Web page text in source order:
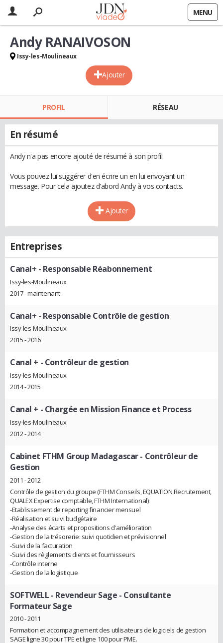
MENU
Ajouter
Andy RANAIVOSON
Issy-les-Moulineaux
PROFIL RÉSEAU
En résumé
Andy n'a pas encore ajouté de résumé à son profil.
Vous pouvez lui suggérer d'en écrire un en lui envoyant un
message. Pour cela ajoutez d'abord Andy à vos contacts.
Ajouter
Entreprises
Canal+ - Responsable Réabonnement
Issy-les-Moulineaux
2017 - maintenant
Canal+ - Responsable Contrôle de gestion
Issy-les-Moulineaux
2015 - 2016
Canal + - Contrôleur de gestion
Issy-les-Moulineaux
2014 - 2015
Canal + - Chargée en Mission Finance et Process
Issy-les-Moulineaux
2012 - 2014
Cabinet FTHM Group Madagascar- Contrôleur de
Gestion
2011 - 2012
Contrôle de gestion du groupe (FTHM Conseils, EQUATION Recrutement,
QUALEX Expertise comptable, FTHM International):
-Etablissement de reporting financier mensuel
-Réalisation et suivi budgétaire
-Analyse des écarts et propositions d'amélioration
-Gestion de la trésorerie: suivi quotidien et prévisionnel
-Suivi de la facturation
-Suivi des règlements clients et fournisseurs
-Contrôle interne
-Gestion de la logistique
SOFTWELL - Revendeur Sage - Consultante
Formateur Sage
2010 - 2011
Formation et accompagnement des utilisateurs de logiciels de gestion
SAGE ligne 30 pour TPE et ligne 100 pour PME.